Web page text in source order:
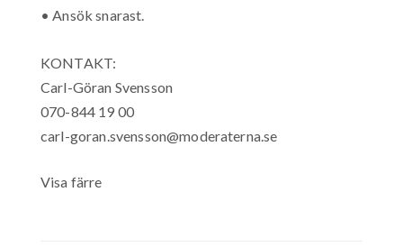
• Ansök snarast.
KONTAKT:
Carl-Göran Svensson
070-844 19 00
carl-goran.svensson@moderaterna.se
Visa färre